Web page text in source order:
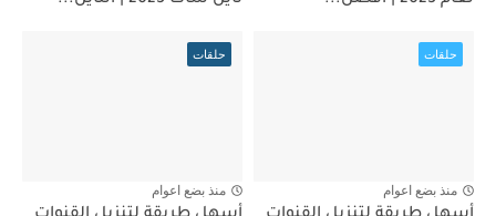
حلقات
منذ بضع اعوام
حلقات
منذ بضع اعوام